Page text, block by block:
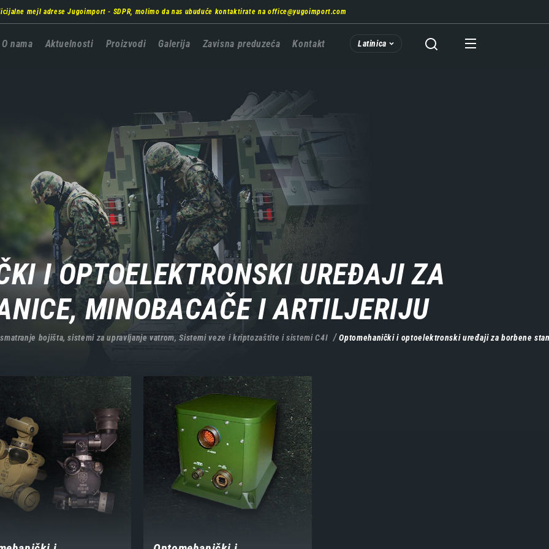
mejl adrese Jugoimport - SDPR, molimo da nas ubuduće kontaktirate na office@yugoimport.com
Главна
O nama Aktuelnosti Proizvodi Galerija Zavisna preduzeća Kontakt Latinica
I OPTOELEKTRONSKI UREĐAJI ZA
MINOBACAČE I ARTILJERIJU
bojišta, sistemi za upravljanje vatrom, Sistemi veze i kriptozaštite i sistemi C4I Optomehanički i optoelektronski uređaji za borbene